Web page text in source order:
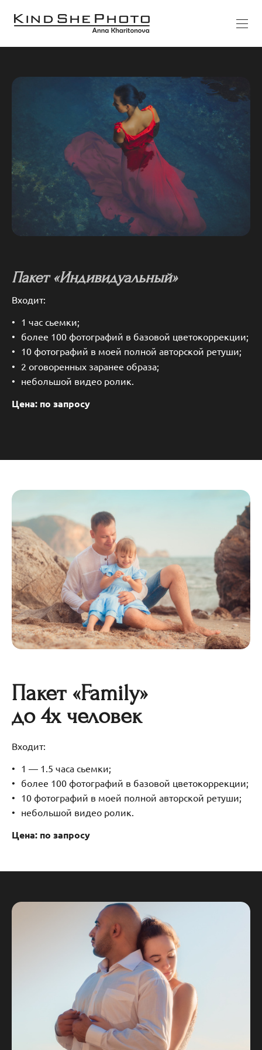
Пакет «Индивидуальный»
Входит:
1 час сьемки;
более 100 фотографий в базовой цветокоррекции;
10 фотографий в моей полной авторской ретуши;
2 оговоренных заранее образа;
небольшой видео ролик.
Цена: по запросу
Пакет «Family»
до 4х человек
Входит:
1 — 1.5 часа сьемки;
более 100 фотографий в базовой цветокоррекции;
10 фотографий в моей полной авторской ретуши;
небольшой видео ролик.
Цена: по запросу